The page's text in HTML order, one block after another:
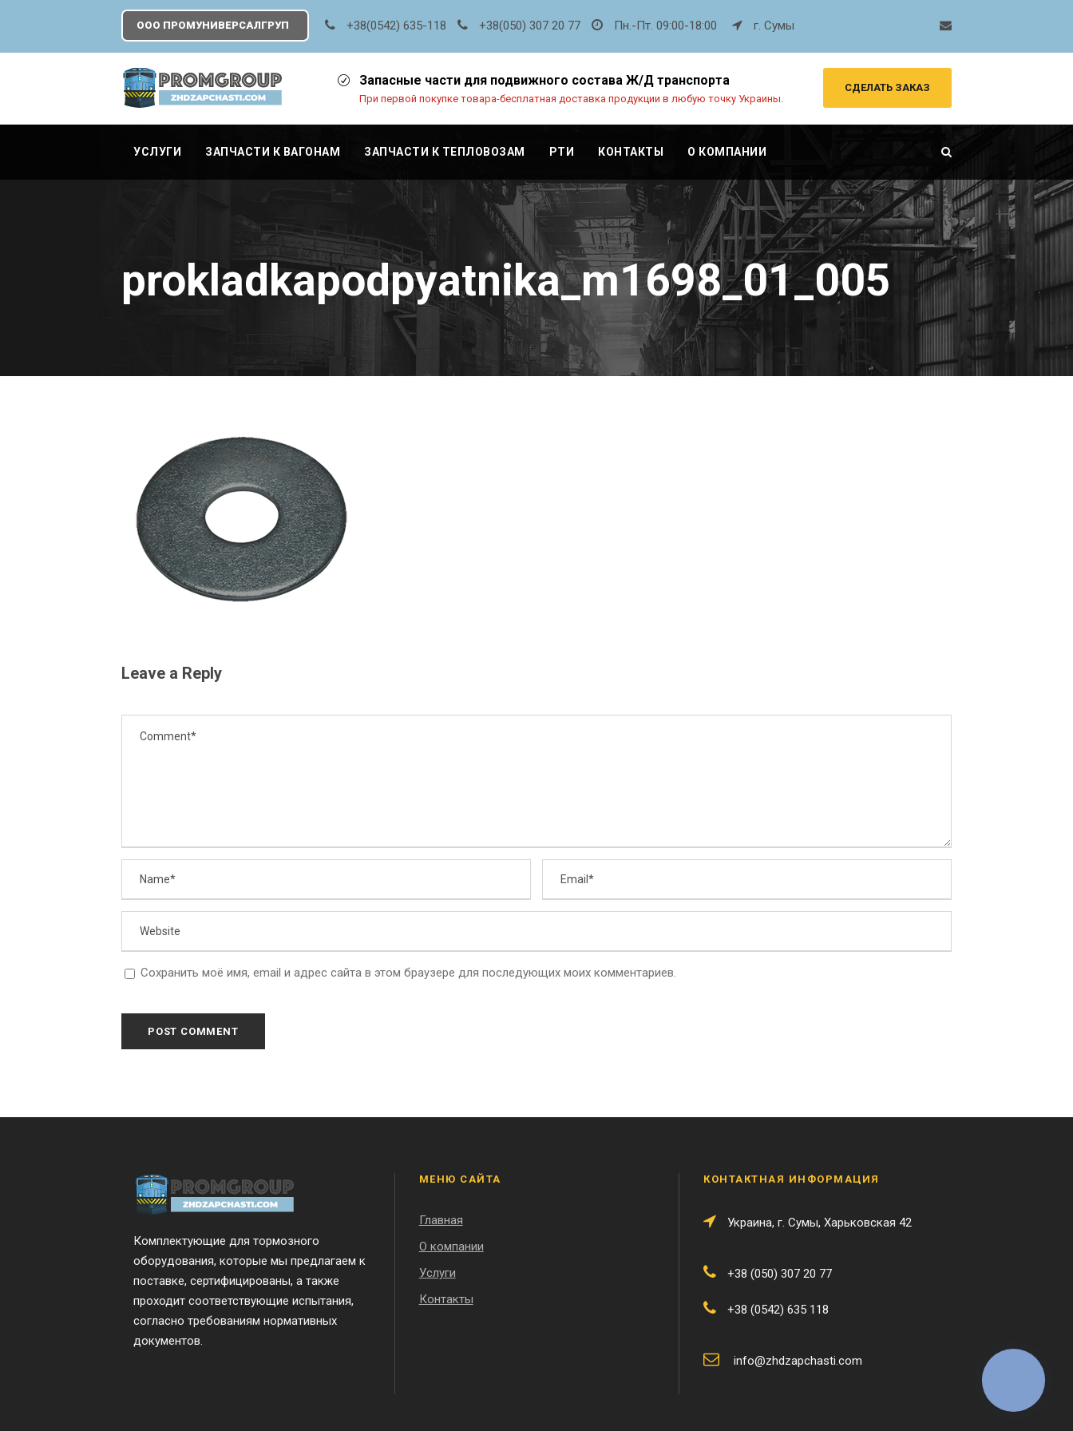
ООО ПРОМУНИВЕРСАЛГРУП +38(0542) 635-118 +38(050) 307 20 77 Пн.-Пт. 09:00-18:00 г. Сумы
Запасные части для подвижного состава Ж/Д транспорта
При первой покупке товара-бесплатная доставка продукции в любую точку Украины.
СДЕЛАТЬ ЗАКАЗ
УСЛУГИ ЗАПЧАСТИ К ВАГОНАМ ЗАПЧАСТИ К ТЕПЛОВОЗАМ РТИ КОНТАКТЫ О КОМПАНИИ
prokladkapodpyatnika_m1698_01_005
Leave a Reply
Сохранить моё имя, email и адрес сайта в этом браузере для последующих моих комментариев.
Комплектующие для тормозного
оборудования, которые мы предлагаем к
поставке, сертифицированы, а также
проходит соответствующие испытания,
согласно требованиям нормативных
документов.
МЕНЮ САЙТА
Главная
О компании
Услуги
Контакты
КОНТАКТНАЯ ИНФОРМАЦИЯ
Украина, г. Сумы, Харьковская 42
+38 (050) 307 20 77
+38 (0542) 635 118
info@zhdzapchasti.com